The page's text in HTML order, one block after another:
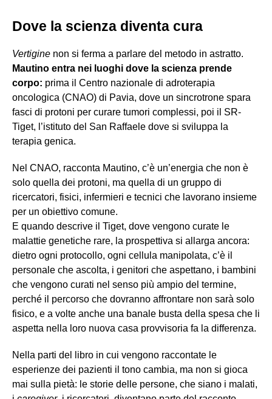
Dove la scienza diventa cura
Vertigine non si ferma a parlare del metodo in astratto.
Mautino entra nei luoghi dove la scienza prende
corpo: prima il Centro nazionale di adroterapia
oncologica (CNAO) di Pavia, dove un sincrotrone spara
fasci di protoni per curare tumori complessi, poi il SR-
Tiget, l’istituto del San Raffaele dove si sviluppa la
terapia genica.
Nel CNAO, racconta Mautino, c’è un’energia che non è
solo quella dei protoni, ma quella di un gruppo di
ricercatori, fisici, infermieri e tecnici che lavorano insieme
per un obiettivo comune.
E quando descrive il Tiget, dove vengono curate le
malattie genetiche rare, la prospettiva si allarga ancora:
dietro ogni protocollo, ogni cellula manipolata, c’è il
personale che ascolta, i genitori che aspettano, i bambini
che vengono curati nel senso più ampio del termine,
perché il percorso che dovranno affrontare non sarà solo
fisico, e a volte anche una banale busta della spesa che li
aspetta nella loro nuova casa provvisoria fa la differenza.
Nella parti del libro in cui vengono raccontate le
esperienze dei pazienti il tono cambia, ma non si gioca
mai sulla pietà: le storie delle persone, che siano i malati,